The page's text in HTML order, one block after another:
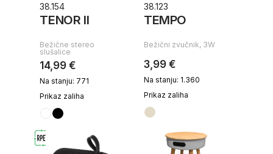
38.154
TENOR II
Bežične stereo
slušalice
14,99 €
Na stanju: 771
Prikaz zaliha
38.123
TEMPO
Bežični zvučnik, 3W
3,99 €
Na stanju: 1.360
Prikaz zaliha